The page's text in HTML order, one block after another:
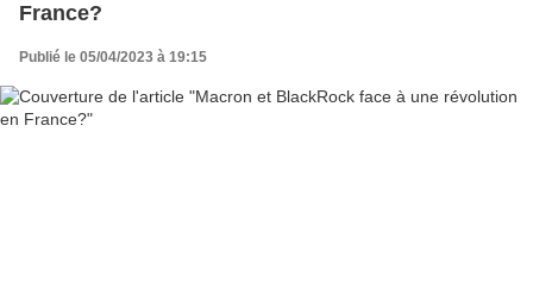
France?
Publié le 05/04/2023 à 19:15